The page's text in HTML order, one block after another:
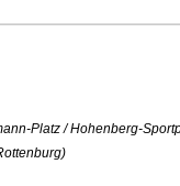
Platz / Hohenberg-